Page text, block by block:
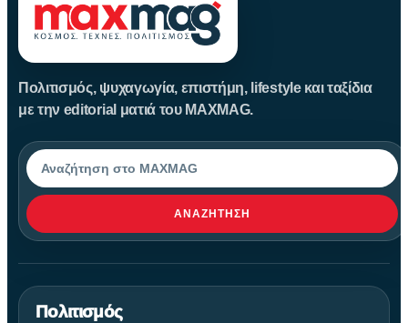
Πολιτισμός, ψυχαγωγία, επιστήμη, lifestyle και ταξίδια
με την editorial ματιά του MAXMAG.
Αναζήτηση
ΑΝΑΖΉΤΗΣΗ
Πολιτισμός